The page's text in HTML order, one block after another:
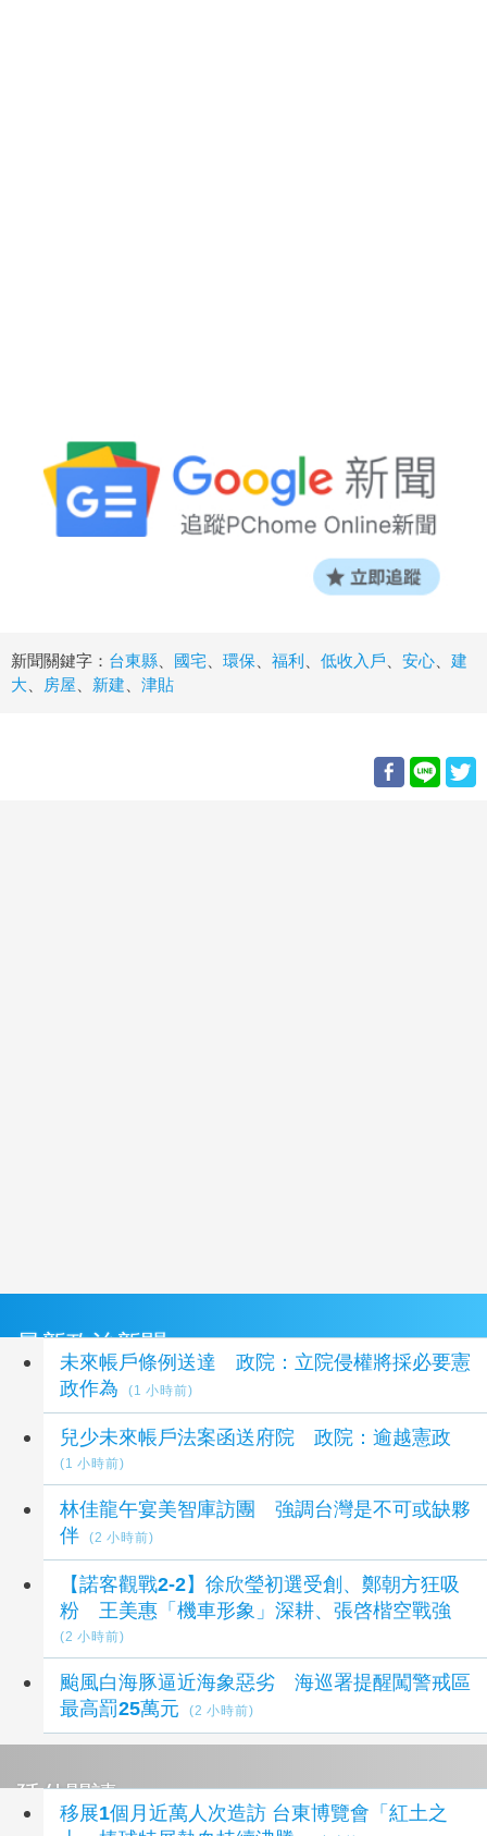
新聞關鍵字： 台東縣 國宅 環保 福利 低收入戶 安心
建
大
房屋 新建 津貼
最新政治新聞
未來帳戶條例送達 政院：立院侵權將採必要憲
政作為
(1 小時前)
兒少未來帳戶法案函送府院 政院：逾越憲政
(1 小時前)
林佳龍午宴美智庫訪團 強調台灣是不可或缺夥
伴
(2 小時前)
【諾客觀戰2-2】徐欣瑩初選受創、鄭朝方狂吸
粉 王美惠「機車形象」深耕、張啓楷空戰強
(2 小時前)
颱風白海豚逼近海象惡劣 海巡署提醒闖警戒區
最高罰25萬元
(2 小時前)
延伸閱讀
移展1個月近萬人次造訪 台東博覽會「紅土之